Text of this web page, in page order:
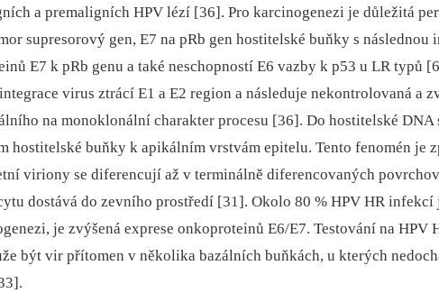
a premaligních HPV lézí [36]. Pro karcinogenezi je důležitá
supresorový gen, E7 na pRb gen hostitelské buňky s
E7 k pRb genu a také neschopností E6 vazby k p53 u LR typů
virus ztrácí E1 a E2 region a následuje nekontrolovaná a
na monoklonální charakter procesu [36]. Do hostitelské
buňky k apikálním vrstvám epitelu. Tento fenomén
viriony se diferencují až v terminálně diferencovaných
dostává do zevního prostředí [31]. Okolo 80 % HPV HR
je zvýšená exprese onkoproteinů E6/E7. Testování na HPV
vir přítomen v několika bazálních buňkách, u kterých